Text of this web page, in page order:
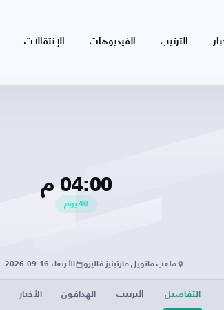
الترتيب الفيديوهات الإنتقالات
04:00 م
40 يوم
ملعب مانويل مارتينيز فاليرو الأربعاء 16-09-2026 · 04:00 م
التفاصيل الترتيب الهدافون الأخبار